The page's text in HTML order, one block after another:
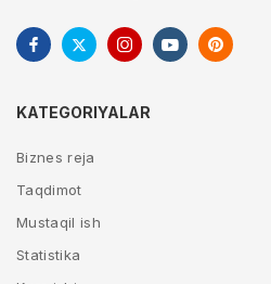
KATEGORIYALAR
Biznes reja
Taqdimot
Mustaqil ish
Statistika